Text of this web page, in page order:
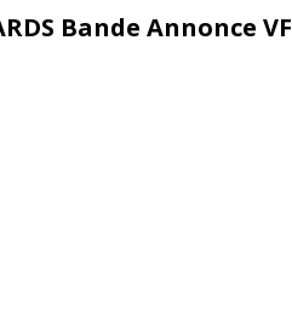
Bande Annonce VF